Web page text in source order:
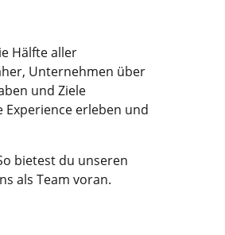
Hälfte aller
Unternehmen über
und Ziele
erleben und
bietest du unseren
als Team voran.